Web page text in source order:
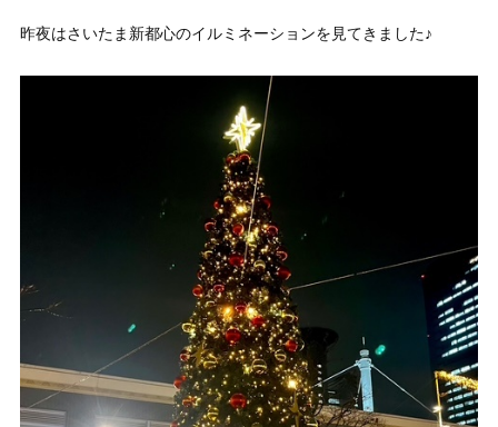
昨夜はさいたま新都心のイルミネーションを見てきました♪